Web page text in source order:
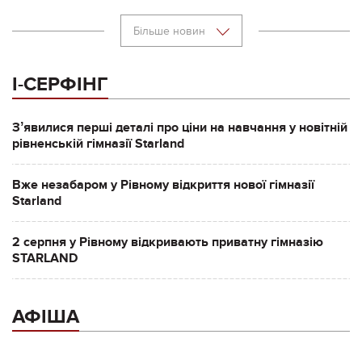
Більше новин
І-СЕРФІНГ
Зʼявилися перші деталі про ціни на навчання у новітній
рівненській гімназії Starland
Вже незабаром у Рівному відкриття нової гімназії
Starland
2 серпня у Рівному відкривають приватну гімназію
STARLAND
АФІША